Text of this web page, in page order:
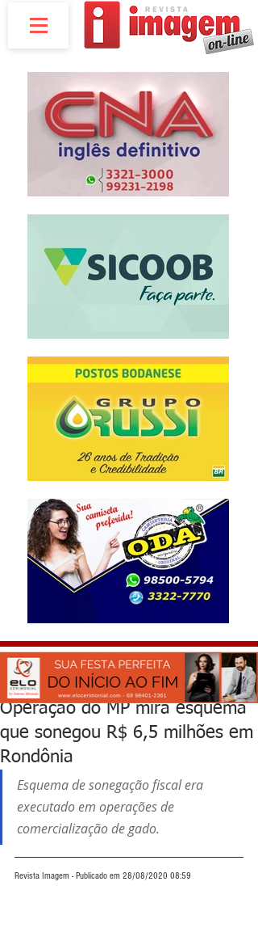
Operação do MP mira esquema
que sonegou R$ 6,5 milhões em
Rondônia
Esquema de sonegação fiscal era
executado em operações de
comercialização de gado.
Revista Imagem - Publicado em 28/08/2020 08:59